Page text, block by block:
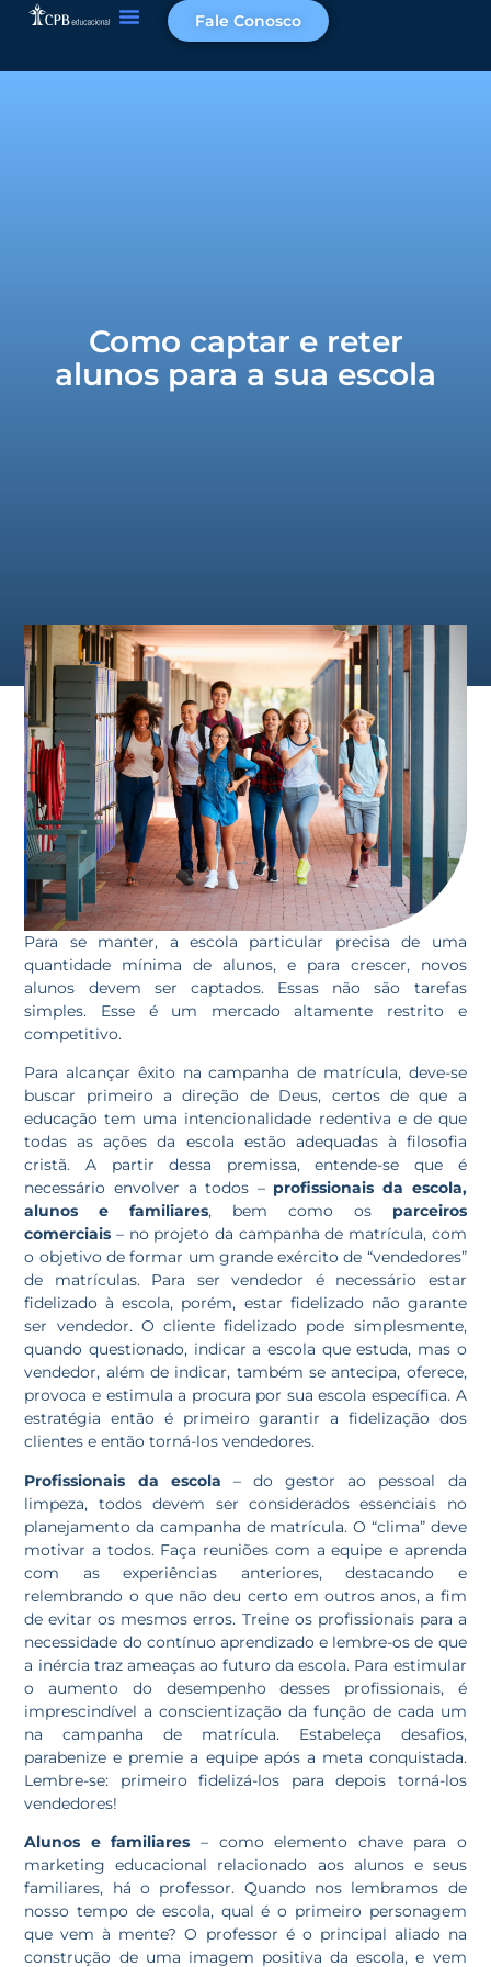
Fale Conosco
Como captar e reter
alunos para a sua escola
Para se manter, a escola particular precisa de uma
quantidade mínima de alunos, e para crescer, novos
alunos devem ser captados. Essas não são tarefas
simples. Esse é um mercado altamente restrito e
competitivo.
Para alcançar êxito na campanha de matrícula, deve-se
buscar primeiro a direção de Deus, certos de que a
educação tem uma intencionalidade redentiva e de que
todas as ações da escola estão adequadas à filosofia
cristã. A partir dessa premissa, entende-se que é
necessário envolver a todos – profissionais da escola,
alunos e familiares, bem como os parceiros
comerciais – no projeto da campanha de matrícula, com
o objetivo de formar um grande exército de “vendedores”
de matrículas. Para ser vendedor é necessário estar
fidelizado à escola, porém, estar fidelizado não garante
ser vendedor. O cliente fidelizado pode simplesmente,
quando questionado, indicar a escola que estuda, mas o
vendedor, além de indicar, também se antecipa, oferece,
provoca e estimula a procura por sua escola específica. A
estratégia então é primeiro garantir a fidelização dos
clientes e então torná-los vendedores.
Profissionais da escola – do gestor ao pessoal da
limpeza, todos devem ser considerados essenciais no
planejamento da campanha de matrícula. O “clima” deve
motivar a todos. Faça reuniões com a equipe e aprenda
com as experiências anteriores, destacando e
relembrando o que não deu certo em outros anos, a fim
de evitar os mesmos erros. Treine os profissionais para a
necessidade do contínuo aprendizado e lembre-os de que
a inércia traz ameaças ao futuro da escola. Para estimular
o aumento do desempenho desses profissionais, é
imprescindível a conscientização da função de cada um
na campanha de matrícula. Estabeleça desafios,
parabenize e premie a equipe após a meta conquistada.
Lembre-se: primeiro fidelizá-los para depois torná-los
vendedores!
Alunos e familiares – como elemento chave para o
marketing educacional relacionado aos alunos e seus
familiares, há o professor. Quando nos lembramos de
nosso tempo de escola, qual é o primeiro personagem
que vem à mente? O professor é o principal aliado na
construção de uma imagem positiva da escola, e vem